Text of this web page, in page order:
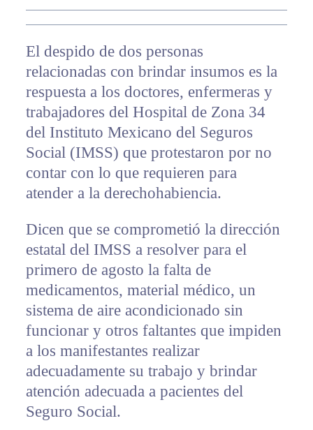
El despido de dos personas
relacionadas con brindar insumos es la
respuesta a los doctores, enfermeras y
trabajadores del Hospital de Zona 34
del Instituto Mexicano del Seguros
Social (IMSS) que protestaron por no
contar con lo que requieren para
atender a la derechohabiencia.
Dicen que se comprometió la dirección
estatal del IMSS a resolver para el
primero de agosto la falta de
medicamentos, material médico, un
sistema de aire acondicionado sin
funcionar y otros faltantes que impiden
a los manifestantes realizar
adecuadamente su trabajo y brindar
atención adecuada a pacientes del
Seguro Social.